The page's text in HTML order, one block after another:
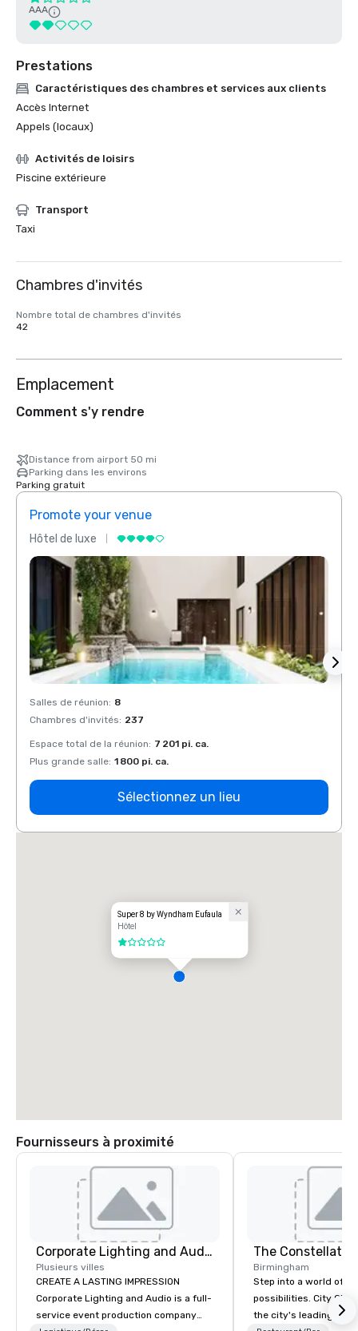
AAA
Prestations
Caractéristiques des chambres et services aux clients
Accès Internet
Appels (locaux)
Activités de loisirs
Piscine extérieure
Transport
Taxi
Chambres d'invités
Nombre total de chambres d'invités
42
Emplacement
Comment s'y rendre
Distance from airport 50 mi
Parking dans les environs
Parking gratuit
Promote your venue
Hôtel de luxe
Salles de réunion: 8
Chambres d'invités: 237
Espace total de la réunion: 7 201 pi. ca.
Plus grande salle: 1 800 pi. ca.
Sélectionnez un lieu
Super 8 by Wyndham Eufaula
Hôtel
1 sur 5
Fournisseurs à proximité
Corporate Lighting and Audio
Plusieurs villes
CREATE A LASTING IMPRESSION
Corporate Lighting and Audio is a full-
service event production company
The
Birmingham
Step into a world of
possibilities. City Club
the city's leading